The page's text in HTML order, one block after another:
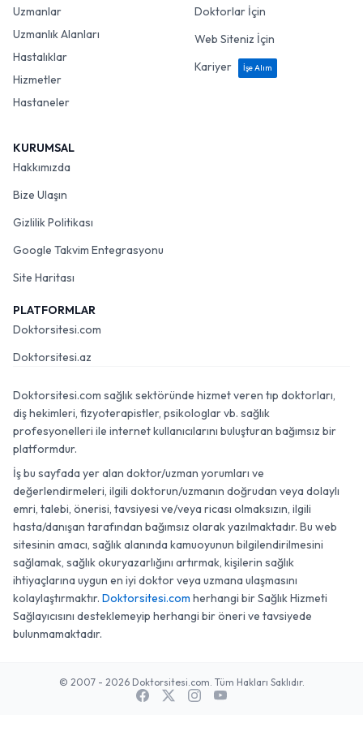
Uzmanlar
Uzmanlık Alanları
Hastalıklar
Hizmetler
Hastaneler
Doktorlar İçin
Web Siteniz İçin
Kariyer
İşe Alım
KURUMSAL
Hakkımızda
Bize Ulaşın
Gizlilik Politikası
Google Takvim Entegrasyonu
Site Haritası
PLATFORMLAR
Doktorsitesi.com
Doktorsitesi.az
Doktorsitesi.com sağlık sektöründe hizmet veren tıp doktorları,
diş hekimleri, fizyoterapistler, psikologlar vb. sağlık
profesyonelleri ile internet kullanıcılarını buluşturan bağımsız bir
platformdur.
İş bu sayfada yer alan doktor/uzman yorumları ve
değerlendirmeleri, ilgili doktorun/uzmanın doğrudan veya dolaylı
emri, talebi, önerisi, tavsiyesi ve/veya ricası olmaksızın, ilgili
hasta/danışan tarafından bağımsız olarak yazılmaktadır. Bu web
sitesinin amacı, sağlık alanında kamuoyunun bilgilendirilmesini
sağlamak, sağlık okuryazarlığını artırmak, kişilerin sağlık
ihtiyaçlarına uygun en iyi doktor veya uzmana ulaşmasını
kolaylaştırmaktır. Doktorsitesi.com herhangi bir Sağlık Hizmeti
Sağlayıcısını desteklemeyip herhangi bir öneri ve tavsiyede
bulunmamaktadır.
© 2007 - 2026 Doktorsitesi.com. Tüm Hakları Saklıdır.